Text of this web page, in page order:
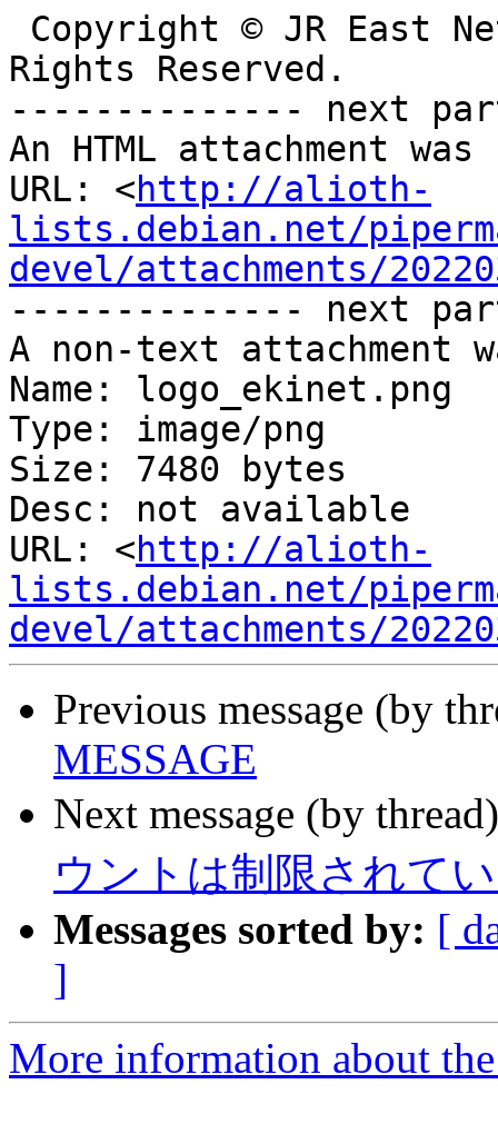
Rights Reserved.
-------------- next
An HTML attachment
URL: <http://alioth-
lists.debian.net/
devel/attachments/
-------------- next
A non-text attachment
Name: logo_ekinet.png
Type: image/png
Size: 7480 bytes
Desc: not available
URL: <http://alioth-
lists.debian.net/
devel/attachments/
Previous message (by
MESSAGE
Next message (by
ウントは制限されて
Messages sorted by: [
]
More information about